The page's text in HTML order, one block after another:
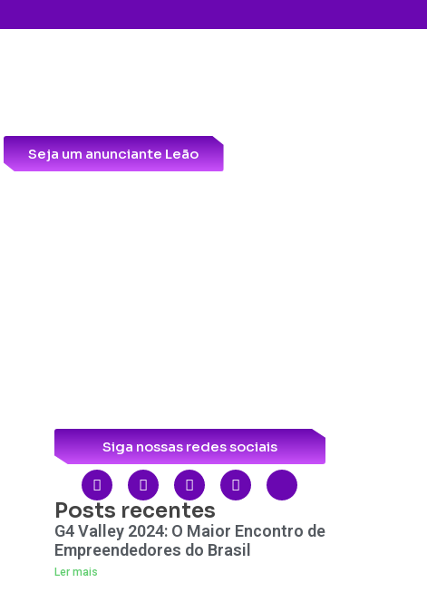
Seja um anunciante Leão
Siga nossas redes sociais
Posts recentes
G4 Valley 2024: O Maior Encontro de
Empreendedores do Brasil
Ler mais